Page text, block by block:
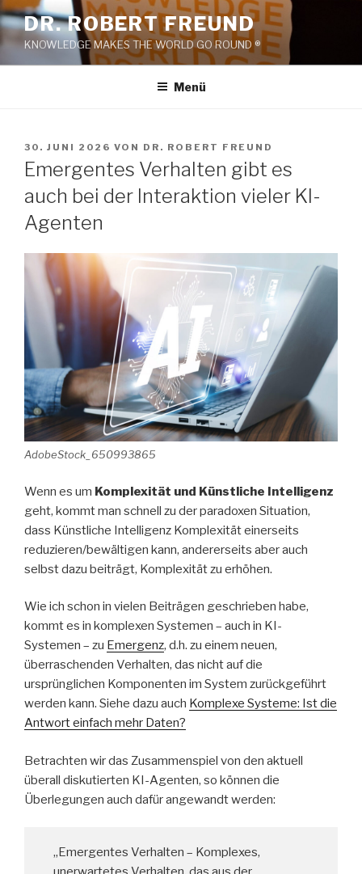
Zum
Inhalt
springen
DR. ROBERT FREUND
KNOWLEDGE MAKES THE WORLD GO ROUND ®
Menü
VERÖFFENTLICHT
AM
30. JUNI 2026 VON DR. ROBERT FREUND
Emergentes Verhalten gibt es
auch bei der Interaktion vieler KI-
Agenten
AdobeStock_650993865
Wenn es um Komplexität und Künstliche Intelligenz
geht, kommt man schnell zu der paradoxen Situation,
dass Künstliche Intelligenz Komplexität einerseits
reduzieren/bewältigen kann, andererseits aber auch
selbst dazu beiträgt, Komplexität zu erhöhen.
Wie ich schon in vielen Beiträgen geschrieben habe,
kommt es in komplexen Systemen – auch in KI-
Systemen – zu Emergenz, d.h. zu einem neuen,
überraschenden Verhalten, das nicht auf die
ursprünglichen Komponenten im System zurückgeführt
werden kann. Siehe dazu auch Komplexe Systeme: Ist die
Antwort einfach mehr Daten?
Betrachten wir das Zusammenspiel von den aktuell
überall diskutierten KI-Agenten, so können die
Überlegungen auch dafür angewandt werden:
„Emergentes Verhalten – Komplexes,